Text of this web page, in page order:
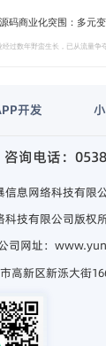
码商业化突围：多元
开发
咨询电话：
信息网络科技有
科技有限公司版权
司网址：
高新区新泺大街